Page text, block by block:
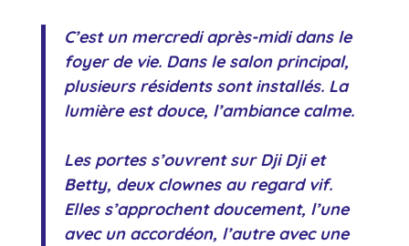
C’est un mercredi après-midi dans le
foyer de vie. Dans le salon principal,
plusieurs résidents sont installés. La
lumière est douce, l’ambiance calme.
Les portes s’ouvrent sur Dji Dji et
Betty, deux clownes au regard vif.
Elles s’approchent doucement, l’une
avec un accordéon, l’autre avec une